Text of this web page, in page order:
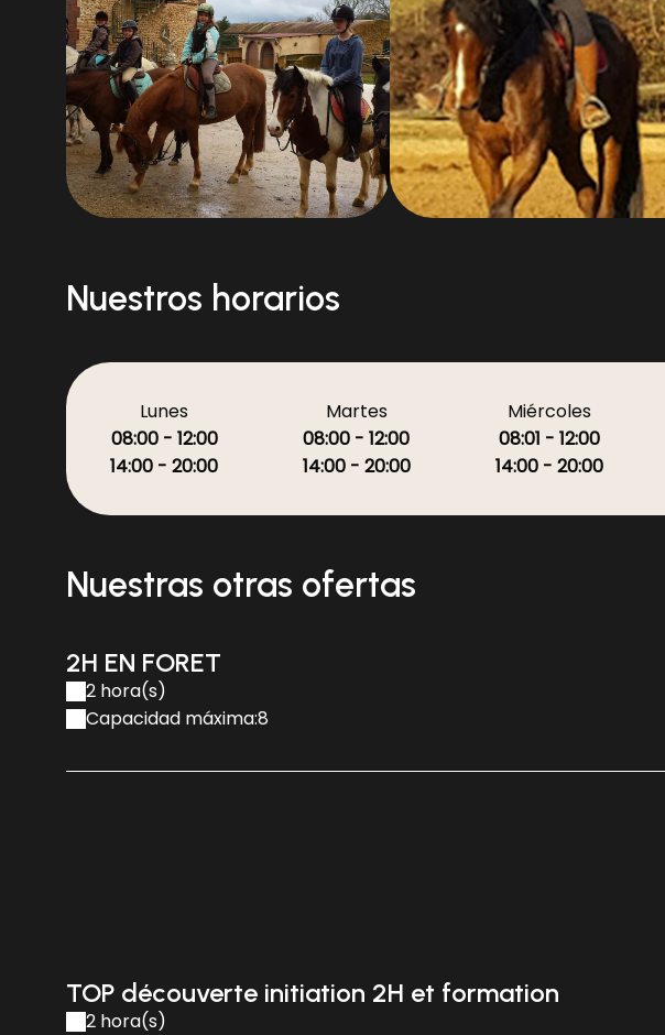
- dont les obstacles et les
difficultés sont relativement
proches - mais également au
saut d’obstacles ou au dressage,
ce qui est idéal pour une
cavalerie de club la plus
polyvalente possible.
La fórmula no incluye :
les manuels disponibles sur
location 1.5€ et les frais d'accès
au matériel 5€
unnamed
Nuestros horarios
Lunes
08:00 - 12:00
14:00 - 20:00
Martes
08:00 - 12:00
14:00 - 20:00
Miércoles
08:01 - 12:00
14:00 - 20:00
Nuestras otras ofertas
2H EN FORET
2 hora(s)
Capacidad máxima:8
TOP découverte initiation 2H et formation
2 hora(s)